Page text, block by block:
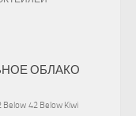
ОБЛАКО
Below 42 Below Kiwi